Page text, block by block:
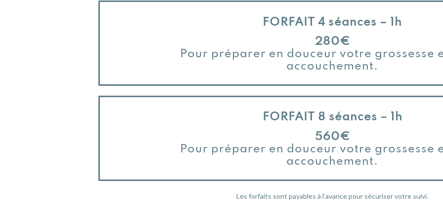
FORFAIT 4 séances – 1h
280€
Pour préparer en douceur votre grossesse
accouchement.
FORFAIT 8 séances – 1h
560€
Pour préparer en douceur votre grossesse
accouchement.
Les forfaits sont payables à l’avance pour sécuriser votre suivi.